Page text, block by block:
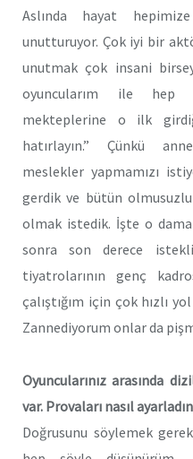
Aslında hayat
unutturuyor. Çok iyi bir
unutmak çok insani
oyuncularım ile hep
mekteplerine o ilk
hatırlayın.” Çünkü
meslekler yapmamızı
gerdik ve bütün
olmak istedik. İşte o
sonra son derece
tiyatrolarının genç
çalıştığım için çok hızlı
Zannediyorum onlar da
Oyuncularınız arasında
var. Provaları nasıl
Doğrusunu söylemek